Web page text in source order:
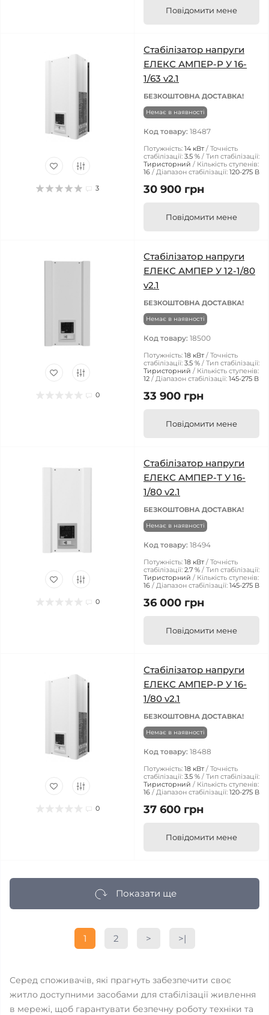
Повідомити мене
3
Стабілізатор напруги
ЕЛЕКС АМПЕР-Р У 16-
1/63 v2.1
БЕЗКОШТОВНА ДОСТАВКА!
Немає в наявності
Код товару: 18487
Потужність: 14 кВт
Точність
стабілізації: 3.5 %
Тип стабілізації:
Тиристорний
Кількість ступенів:
16
Діапазон стабілізації: 120-275 В
30 900 грн
Повідомити мене
0
Стабілізатор напруги
ЕЛЕКС АМПЕР У 12-1/80
v2.1
БЕЗКОШТОВНА ДОСТАВКА!
Немає в наявності
Код товару: 18500
Потужність: 18 кВт
Точність
стабілізації: 3.5 %
Тип стабілізації:
Тиристорний
Кількість ступенів:
12
Діапазон стабілізації: 145-275 В
33 900 грн
Повідомити мене
0
Стабілізатор напруги
ЕЛЕКС АМПЕР-Т У 16-
1/80 v2.1
БЕЗКОШТОВНА ДОСТАВКА!
Немає в наявності
Код товару: 18494
Потужність: 18 кВт
Точність
стабілізації: 2.7 %
Тип стабілізації:
Тиристорний
Кількість ступенів:
16
Діапазон стабілізації: 145-275 В
36 000 грн
Повідомити мене
0
Стабілізатор напруги
ЕЛЕКС АМПЕР-Р У 16-
1/80 v2.1
БЕЗКОШТОВНА ДОСТАВКА!
Немає в наявності
Код товару: 18488
Потужність: 18 кВт
Точність
стабілізації: 3.5 %
Тип стабілізації:
Тиристорний
Кількість ступенів:
16
Діапазон стабілізації: 120-275 В
37 600 грн
Повідомити мене
Показати ще
1 2 > >|
Серед споживачів, які прагнуть забезпечити своє
житло доступними засобами для стабілізації живлення
в мережі, щоб гарантувати безпечну роботу техніки та